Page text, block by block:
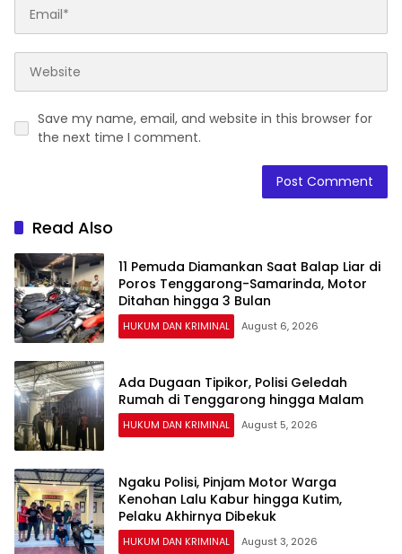
Save my name, email, and website in this browser for
the next time I comment.
Read Also
11 Pemuda Diamankan Saat Balap Liar di
Poros Tenggarong-Samarinda, Motor
Ditahan hingga 3 Bulan
HUKUM DAN KRIMINAL August 6, 2026
Ada Dugaan Tipikor, Polisi Geledah
Rumah di Tenggarong hingga Malam
HUKUM DAN KRIMINAL August 5, 2026
Ngaku Polisi, Pinjam Motor Warga
Kenohan Lalu Kabur hingga Kutim,
Pelaku Akhirnya Dibekuk
HUKUM DAN KRIMINAL August 3, 2026